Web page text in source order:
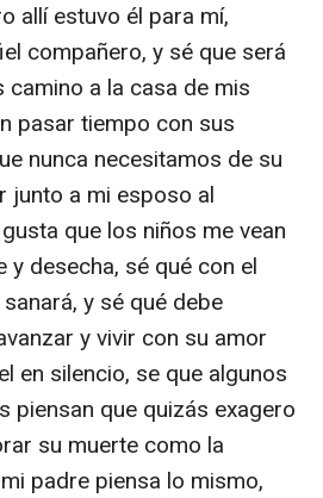
allí estuvo él para mí,
compañero, y sé que será
camino a la casa de mis
pasar tiempo con sus
nunca necesitamos de su
junto a mi esposo al
que los niños me vean
y desecha, sé qué con el
y sé qué debe
y vivir con su amor
en silencio, se que algunos
piensan que quizás exagero
su muerte como la
padre piensa lo mismo,